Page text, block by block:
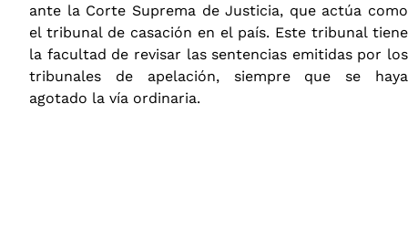
ante la Corte Suprema de Justicia, que actúa como
el tribunal de casación en el país. Este tribunal tiene
la facultad de revisar las sentencias emitidas por los
tribunales de apelación, siempre que se haya
agotado la vía ordinaria.